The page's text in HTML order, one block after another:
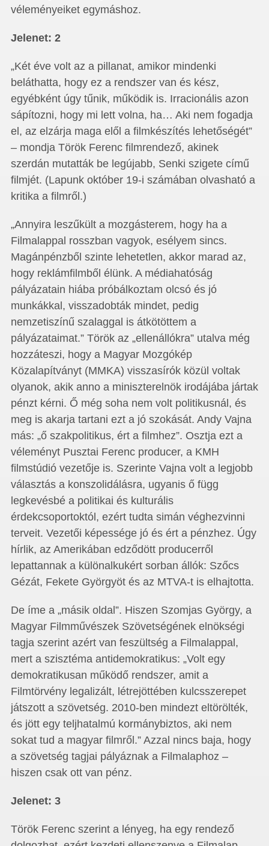
véleményeiket egymáshoz.
Jelenet: 2
„Két éve volt az a pillanat, amikor mindenki
beláthatta, hogy ez a rendszer van és kész,
egyébként úgy tűnik, működik is. Irracionális azon
sápítozni, hogy mi lett volna, ha… Aki nem fogadja
el, az elzárja maga elől a filmkészítés lehetőségét”
– mondja Török Ferenc filmrendező, akinek
szerdán mutatták be legújabb, Senki szigete című
filmjét. (Lapunk október 19-i számában olvasható a
kritika a filmről.)
„Annyira leszűkült a mozgásterem, hogy ha a
Filmalappal rosszban vagyok, esélyem sincs.
Magánpénzből szinte lehetetlen, akkor marad az,
hogy reklámfilmből élünk. A médiahatóság
pályázatain hiába próbálkoztam olcsó és jó
munkákkal, visszadobták mindet, pedig
nemzetiszínű szalaggal is átkötöttem a
pályázataimat.” Török az „ellenállókra” utalva még
hozzáteszi, hogy a Magyar Mozgókép
Közalapítványt (MMKA) visszasírók közül voltak
olyanok, akik anno a miniszterelnök irodájába jártak
pénzt kérni. Ő még soha nem volt politikusnál, és
meg is akarja tartani ezt a jó szokását. Andy Vajna
más: „ő szakpolitikus, ért a filmhez”. Osztja ezt a
véleményt Pusztai Ferenc producer, a KMH
filmstúdió vezetője is. Szerinte Vajna volt a legjobb
választás a konszolidálásra, ugyanis ő függ
legkevésbé a politikai és kulturális
érdekcsoportoktól, ezért tudta simán véghezvinni
terveit. Vezetői képessége jó és ért a pénzhez. Úgy
hírlik, az Amerikában edződött producerről
lepattannak a különalkukért sorban állók: Szőcs
Gézát, Fekete Györgyöt és az MTVA-t is elhajtotta.
De íme a „másik oldal”. Hiszen Szomjas György, a
Magyar Filmművészek Szövetségének elnökségi
tagja szerint azért van feszültség a Filmalappal,
mert a szisztéma antidemokratikus: „Volt egy
demokratikusan működő rendszer, amit a
Filmtörvény legalizált, létrejöttében kulcsszerepet
játszott a szövetség. 2010-ben mindezt eltörölték,
és jött egy teljhatalmú kormánybiztos, aki nem
sokat tud a magyar filmről.” Azzal nincs baja, hogy
a szövetség tagjai pályáznak a Filmalaphoz –
hiszen csak ott van pénz.
Jelenet: 3
Török Ferenc szerint a lényeg, ha egy rendező